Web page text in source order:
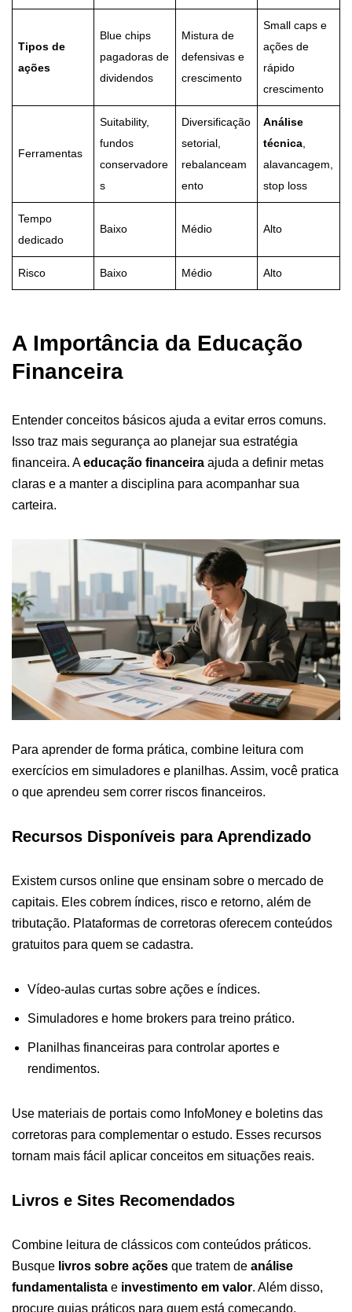
Tipos de
ações
Blue chips
pagadoras de
dividendos
Mistura de
defensivas e
crescimento
Small caps e
ações de
rápido
crescimento
Ferramentas
Suitability,
fundos
conservadore
s
Diversificação
setorial,
rebalanceam
ento
Análise
técnica,
alavancagem,
stop loss
Tempo
dedicado
Baixo Médio Alto
Risco Baixo Médio Alto
A Importância da Educação
Financeira
Entender conceitos básicos ajuda a evitar erros comuns.
Isso traz mais segurança ao planejar sua estratégia
financeira. Aeducação financeira ajuda a definir metas
claras e a manter a disciplina para acompanhar sua
carteira.
Para aprender de forma prática, combine leitura com
exercícios em simuladores e planilhas. Assim, você pratica
o que aprendeu sem correr riscos financeiros.
Recursos Disponíveis para Aprendizado
Existem cursos online que ensinam sobre o mercado de
capitais. Eles cobrem índices, risco e retorno, além de
tributação. Plataformas de corretoras oferecem conteúdos
gratuitos para quem se cadastra.
Vídeo-aulas curtas sobre ações e índices.
Simuladores e home brokers para treino prático.
Planilhas financeiras para controlar aportes e
rendimentos.
Use materiais de portais como InfoMoney e boletins das
corretoras para complementar o estudo. Esses recursos
tornam mais fácil aplicar conceitos em situações reais.
Livros e Sites Recomendados
Combine leitura de clássicos com conteúdos práticos.
Busque livros sobre ações que tratem de análise
fundamentalista e investimento em valor. Além disso,
procure guias práticos para quem está começando.